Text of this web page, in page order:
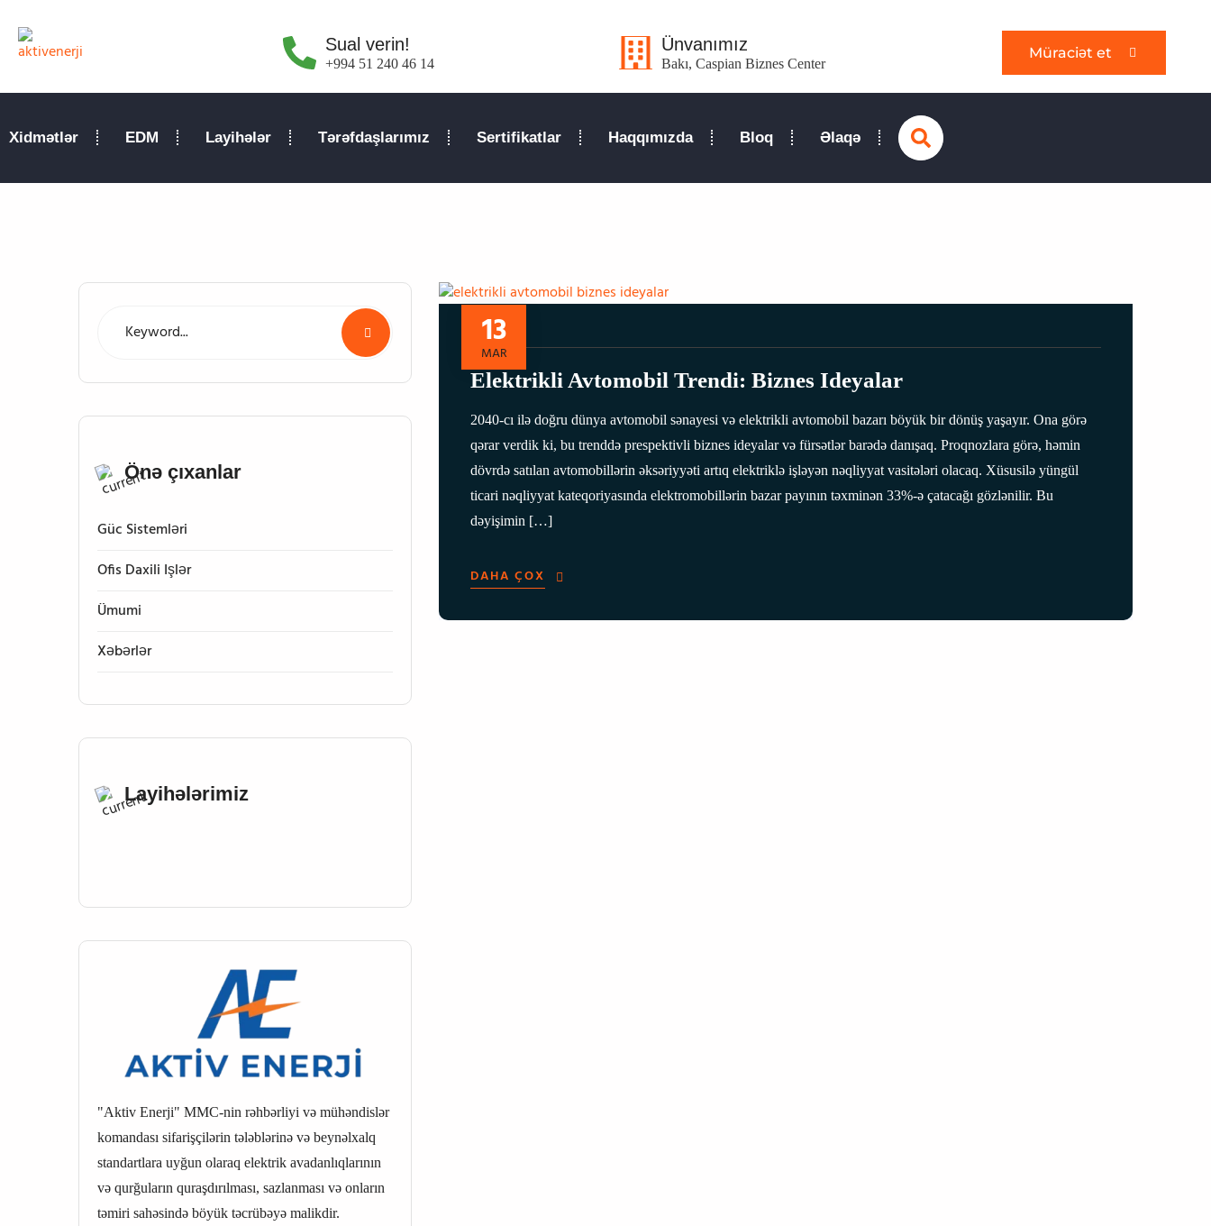
Sual verin!
+994 51 240 46 14
Ünvanımız
Bakı, Caspian Biznes Center
Müraciət et
Xidmətlər EDM Layihələr Tərəfdaşlarımız Sertifikatlar Haqqımızda Bloq Əlaqə
Search
Önə çıxanlar
Güc Sistemləri
Ofis Daxili Işlər
Ümumi
Xəbərlər
Layihələrimiz
"Aktiv Enerji" MMC-nin rəhbərliyi və mühəndislər
komandası sifarişçilərin tələblərinə və beynəlxalq
standartlara uyğun olaraq elektrik avadanlıqlarının
və qurğuların quraşdırılması, sazlanması və onların
təmiri sahəsində böyük təcrübəyə malikdir.
13
MAR
Elektrikli Avtomobil Trendi: Biznes Ideyalar
2040-cı ilə doğru dünya avtomobil sənayesi və elektrikli avtomobil bazarı böyük bir dönüş yaşayır. Ona görə
qərar verdik ki, bu trenddə prespektivli biznes ideyalar və fürsətlər barədə danışaq. Proqnozlara görə, həmin
dövrdə satılan avtomobillərin əksəriyyəti artıq elektriklə işləyən nəqliyyat vasitələri olacaq. Xüsusilə yüngül
ticari nəqliyyat kateqoriyasında elektromobillərin bazar payının təxminən 33%-ə çatacağı gözlənilir. Bu
dəyişimin […]
DAHA ÇOX